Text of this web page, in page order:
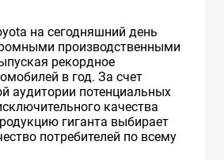
на сегодняшний день
производственными
рекордное
в год. За счет
аудитории потенциальных
качества
гиганта выбирает
потребителей по всему